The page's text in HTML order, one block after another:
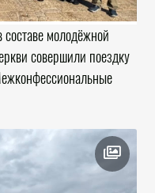
молодёжной
совершили поездку